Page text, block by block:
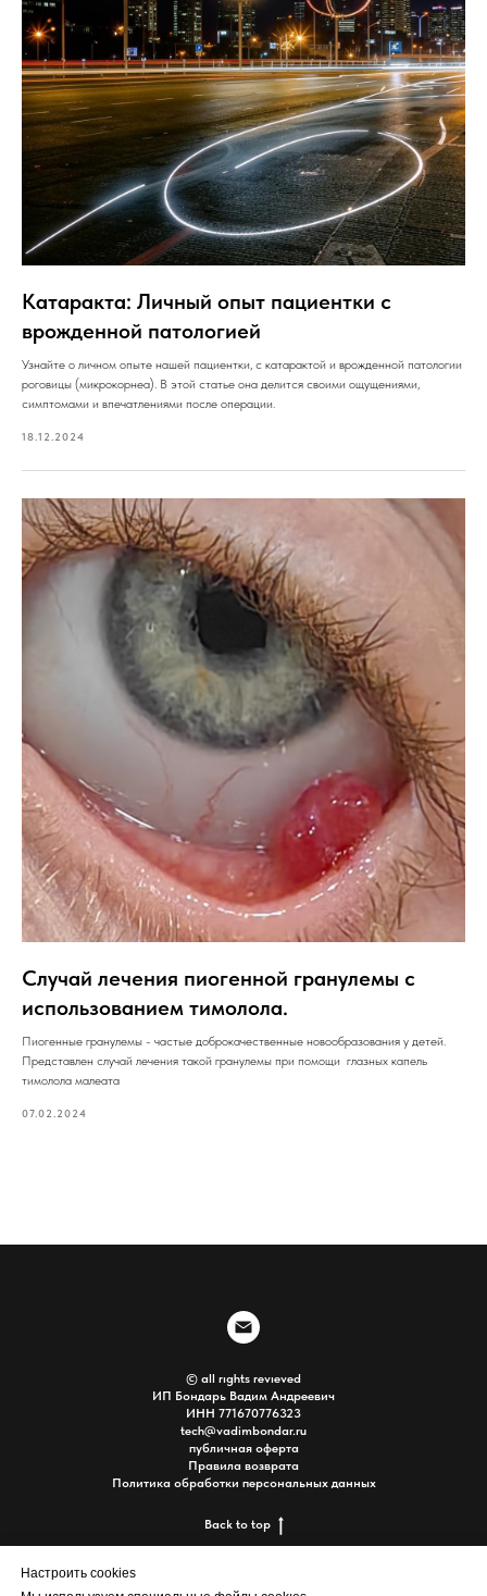
Катаракта: Личный опыт пациентки с
врожденной патологией
Узнайте о личном опыте нашей пациентки, с катарактой и врожденной патологии
роговицы (микрокорнеа). В этой статье она делится своими ощущениями,
симптомами и впечатлениями после операции.
18.12.2024
Случай лечения пиогенной гранулемы с
использованием тимолола.
Пиогенные гранулемы - частые доброкачественные новообразования у детей.
Представлен случай лечения такой гранулемы при помощи глазных капель
тимолола малеата
07.02.2024
© all rıghts revıeved
ИП Бондарь Вадим Андреевич
ИНН 771670776323
tech@vadimbondar.ru
публичная оферта
Правила возврата
Политика обработки персональных данных
Back to top
Настроить cookies